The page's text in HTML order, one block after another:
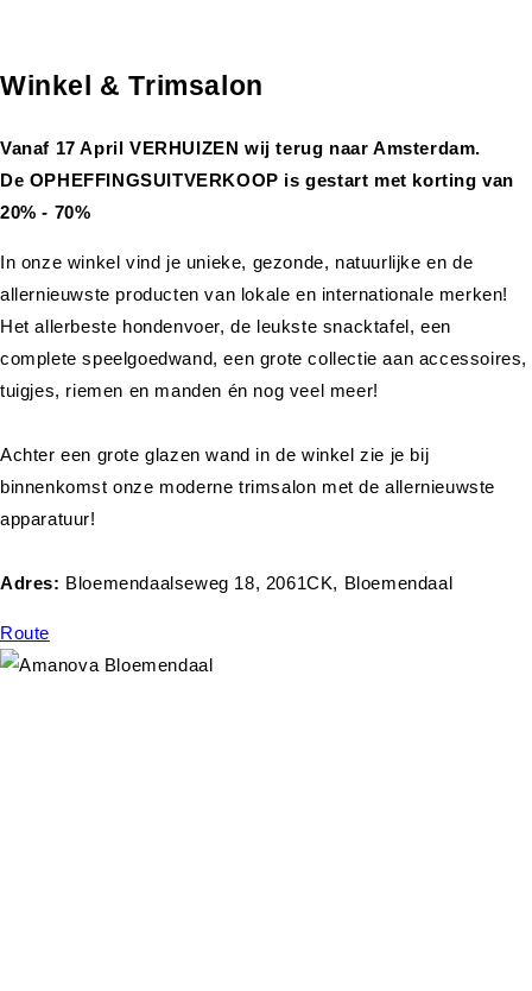
Winkel & Trimsalon
Vanaf 17 April VERHUIZEN wij terug naar Amsterdam.
De OPHEFFINGSUITVERKOOP is gestart met korting van
20% - 70%
In onze winkel vind je unieke, gezonde, natuurlijke en de
allernieuwste producten van lokale en internationale merken!
Het allerbeste hondenvoer, de leukste snacktafel, een
complete speelgoedwand, een grote collectie aan accessoires,
tuigjes, riemen en manden én nog veel meer!
Achter een grote glazen wand in de winkel zie je bij
binnenkomst onze moderne trimsalon met de allernieuwste
apparatuur!
Adres: Bloemendaalseweg 18, 2061CK, Bloemendaal
Route